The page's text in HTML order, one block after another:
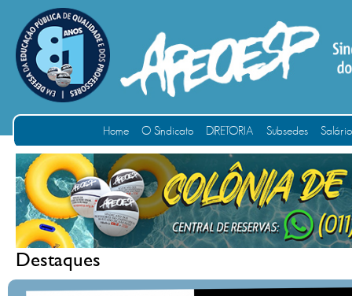
Home O Sindicato DIRETORIA Subsedes
Destaques